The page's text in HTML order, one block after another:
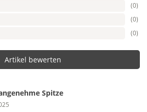
(0)
(0)
(0)
Artikel bewerten
Spitze